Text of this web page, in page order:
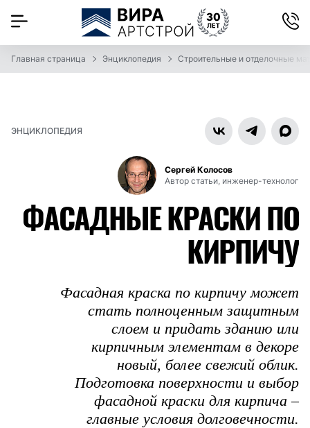
Главная страница Энциклопедия Строительные и отделочные
ЭНЦИКЛОПЕДИЯ
Сергей Колосов
Автор статьи, инженер-технолог
ФАСАДНЫЕ КРАСКИ ПО
КИРПИЧУ
Фасадная краска по кирпичу может
стать полноценным защитным
слоем и придать зданию или
кирпичным элементам в декоре
новый, более свежий облик.
Подготовка поверхности и выбор
фасадной краски для кирпича –
главные условия долговечности.